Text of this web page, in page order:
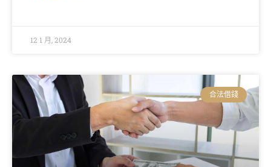
12 1 月, 2024
合法借錢